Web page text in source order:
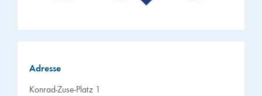
Adresse
Konrad-Zuse-Platz 1